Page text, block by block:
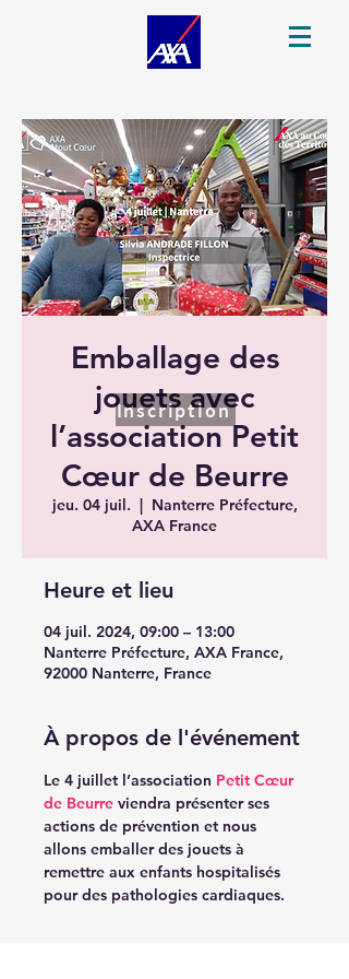
Emballage des
jouets avec
l’association Petit
Cœur de Beurre
jeu. 04 juil.
  |
Nanterre Préfecture,
AXA France
Heure et lieu
04 juil. 2024, 09:00 – 13:00
Nanterre Préfecture, AXA France,
92000 Nanterre, France
À propos de l'événement
Le 4 juillet l’association Petit Cœur
de Beurre viendra présenter ses
actions de prévention et nous
allons emballer des jouets à
remettre aux enfants hospitalisés
pour des pathologies cardiaques.
Inscription